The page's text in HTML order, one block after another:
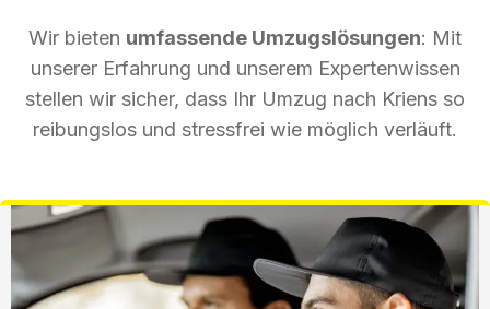
Wir bieten umfassende Umzugslösungen: Mit
unserer Erfahrung und unserem Expertenwissen
stellen wir sicher, dass Ihr Umzug nach Kriens so
reibungslos und stressfrei wie möglich verläuft.